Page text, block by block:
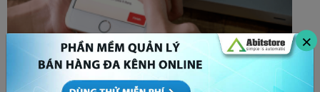
×
Bóp tương tác là gì? Cách để x5 tương tác bất